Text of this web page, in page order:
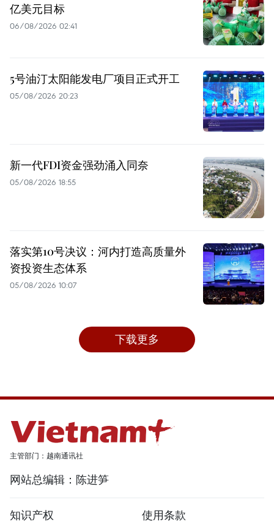
亿美元目标
06/08/2026 02:41
5号油汀太阳能发电厂项目正式开工
05/08/2026 20:23
新一代FDI资金强劲涌入同奈
05/08/2026 18:55
落实第10号决议：河内打造高质量外
资投资生态体系
05/08/2026 10:07
下载更多
主管部门：越南通讯社
网站总编辑：陈进笋
知识产权 使用条款